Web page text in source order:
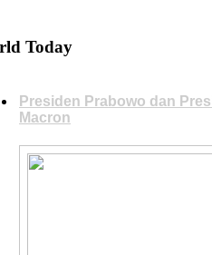
Today
Presiden Prabowo dan
Macron